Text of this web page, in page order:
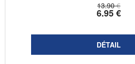
13.90 €
6.95€